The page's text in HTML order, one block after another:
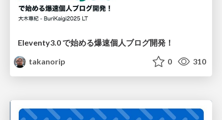
Eleventy3.0 で始める爆速個人ブログ開発！
takanorip
0 310